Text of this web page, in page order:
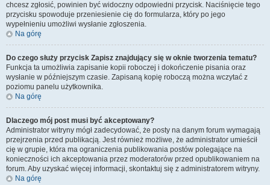
chcesz zgłosić, powinien być widoczny odpowiedni przycisk. Naciśnięcie tego
przycisku spowoduje przeniesienie cię do formularza, który po jego
wypełnieniu umożliwi wysłanie zgłoszenia.
Na górę
Do czego służy przycisk Zapisz znajdujący się w oknie tworzenia tematu?
Funkcja ta umożliwia zapisanie kopii roboczej i dokończenie pisania oraz
wysłanie w późniejszym czasie. Zapisaną kopię roboczą można wczytać z
poziomu panelu użytkownika.
Na górę
Dlaczego mój post musi być akceptowany?
Administrator witryny mógł zadecydować, że posty na danym forum wymagają
przejrzenia przed publikacją. Jest również możliwe, że administrator umieścił
cię w grupie, która ma ograniczenia publikowania postów polegające na
konieczności ich akceptowania przez moderatorów przed opublikowaniem na
forum. Aby uzyskać więcej informacji, skontaktuj się z administratorem witryny.
Na górę